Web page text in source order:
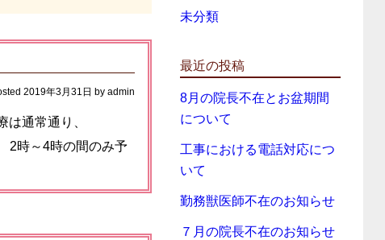
2019年3月31日 by admin
通常通り、
2時～4時の間のみ予
未分類
最近の投稿
8月の院長不在とお盆期間
について
工事における電話対応につ
いて
勤務獣医師不在のお知らせ
７月の院長不在のお知らせ